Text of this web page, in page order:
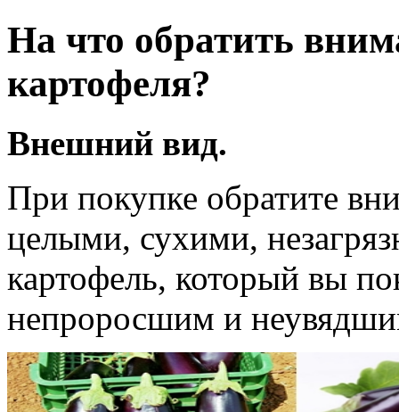
На что обратить
картофеля?
Внешний вид.
При покупке обратите
целыми, сухими,
картофель, который вы
непроросшим и